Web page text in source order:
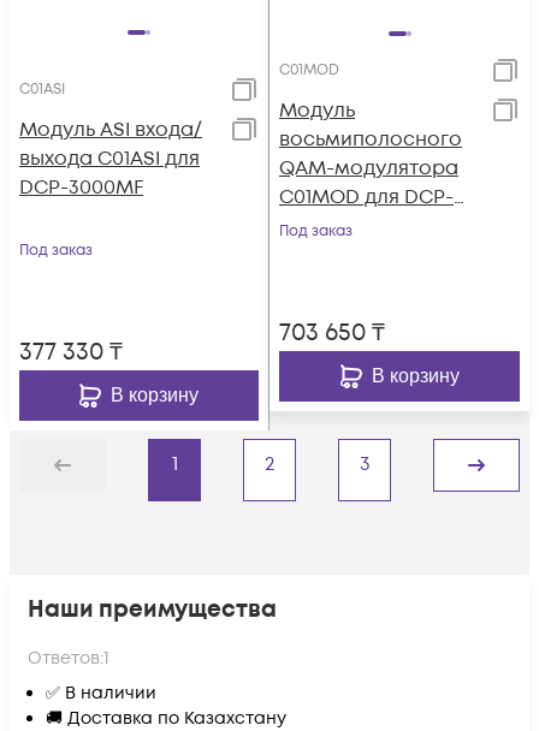
C01ASI
Модуль ASI входа/
выхода C01ASI для
DCP-3000MF
Под заказ
377 330₸
В корзину
C01MOD
Модуль
восьмиполосного
QAM-модулятора
C01MOD для DCP-
3000MF
Под заказ
703 650₸
В корзину
Назад
1 2 3
Дальше
Наши преимущества
Ответов:1
✅ В наличии
🚚 Доставка по Казахстану